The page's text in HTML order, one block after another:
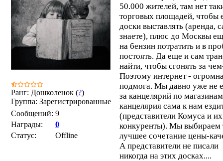
Ранг: Дошколенок (?)
Группа: Зарегистрированные
Сообщений: 9
Награды:
0
Статус:
Offline
50.000 жителей, там нет
торговых площадей, чтобы
доски выставлять (аренда,
знаете), плюс до Москвы
на бензин потратить и в
постоять. Да еще и сам
найти, чтобы сгонять за
Поэтому интернет -
подмога. Мы давно уже не
за канцелярий по
канцелярия сама к нам
(представители Комуса и их
конкуренты). Мы выбираем
лучшее сочетание цены-
А представители не писали
никогда на этих досках....